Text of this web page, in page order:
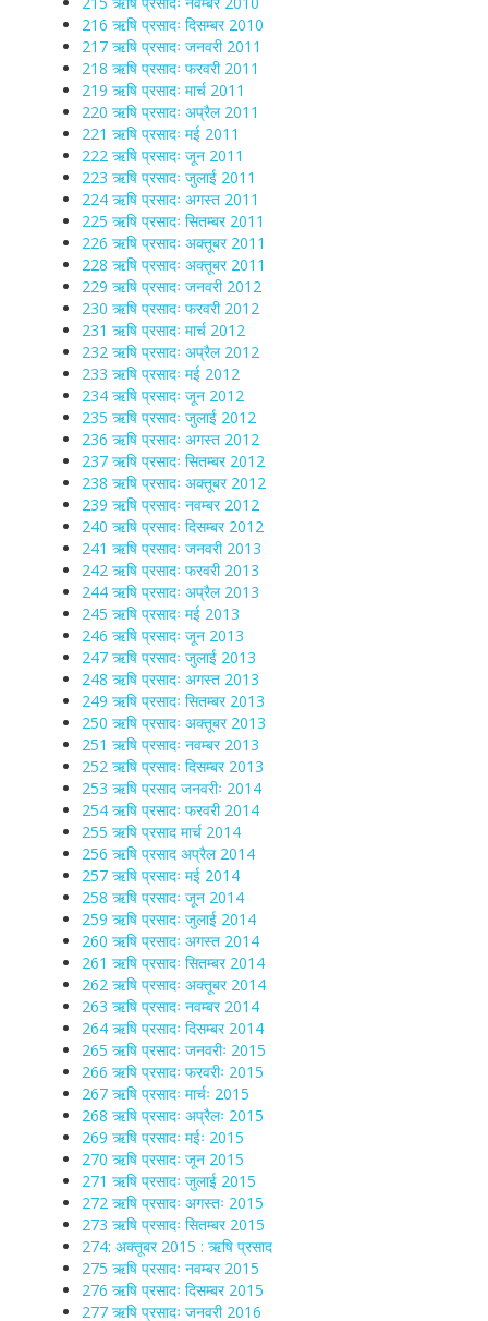
216 ऋषि प्रसादः दिसम्बर 2010
217 ऋषि प्रसादः जनवरी 2011
218 ऋषि प्रसादः फरवरी 2011
219 ऋषि प्रसादः मार्च 2011
220 ऋषि प्रसादः अप्रैल 2011
221 ऋषि प्रसादः मई 2011
222 ऋषि प्रसादः जून 2011
223 ऋषि प्रसादः जुलाई 2011
224 ऋषि प्रसादः अगस्त 2011
225 ऋषि प्रसादः सितम्बर 2011
226 ऋषि प्रसादः अक्तूबर 2011
228 ऋषि प्रसादः अक्तूबर 2011
229 ऋषि प्रसादः जनवरी 2012
230 ऋषि प्रसादः फरवरी 2012
231 ऋषि प्रसादः मार्च 2012
232 ऋषि प्रसादः अप्रैल 2012
233 ऋषि प्रसादः मई 2012
234 ऋषि प्रसादः जून 2012
235 ऋषि प्रसादः जुलाई 2012
236 ऋषि प्रसादः अगस्त 2012
237 ऋषि प्रसादः सितम्बर 2012
238 ऋषि प्रसादः अक्तूबर 2012
239 ऋषि प्रसादः नवम्बर 2012
240 ऋषि प्रसादः दिसम्बर 2012
241 ऋषि प्रसादः जनवरी 2013
242 ऋषि प्रसादः फरवरी 2013
244 ऋषि प्रसादः अप्रैल 2013
245 ऋषि प्रसादः मई 2013
246 ऋषि प्रसादः जून 2013
247 ऋषि प्रसादः जुलाई 2013
248 ऋषि प्रसादः अगस्त 2013
249 ऋषि प्रसादः सितम्बर 2013
250 ऋषि प्रसादः अक्तूबर 2013
251 ऋषि प्रसादः नवम्बर 2013
252 ऋषि प्रसादः दिसम्बर 2013
253 ऋषि प्रसाद जनवरीः 2014
254 ऋषि प्रसादः फरवरी 2014
255 ऋषि प्रसाद मार्च 2014
256 ऋषि प्रसाद अप्रैल 2014
257 ऋषि प्रसादः मई 2014
258 ऋषि प्रसादः जून 2014
259 ऋषि प्रसादः जुलाई 2014
260 ऋषि प्रसादः अगस्त 2014
261 ऋषि प्रसादः सितम्बर 2014
262 ऋषि प्रसादः अक्तूबर 2014
263 ऋषि प्रसादः नवम्बर 2014
264 ऋषि प्रसादः दिसम्बर 2014
265 ऋषि प्रसादः जनवरीः 2015
266 ऋषि प्रसादः फरवरीः 2015
267 ऋषि प्रसादः मार्चः 2015
268 ऋषि प्रसादः अप्रैलः 2015
269 ऋषि प्रसादः मईः 2015
270 ऋषि प्रसादः जून 2015
271 ऋषि प्रसादः जुलाई 2015
272 ऋषि प्रसादः अगस्तः 2015
273 ऋषि प्रसादः सितम्बर 2015
274: अक्तूबर 2015 : ऋषि प्रसाद
275 ऋषि प्रसादः नवम्बर 2015
276 ऋषि प्रसादः दिसम्बर 2015
277 ऋषि प्रसादः जनवरी 2016